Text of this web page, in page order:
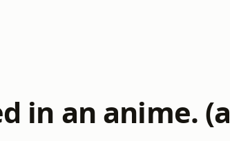
in an anime. (a